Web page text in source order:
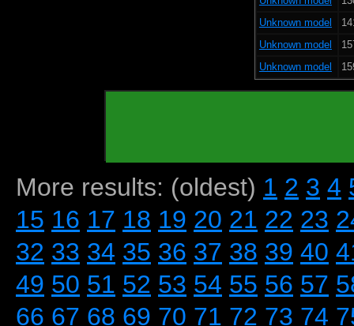
Unknown model
Unknown model
Unknown model
More results: (oldest) 1 2 3 4
15 16 17 18 19 20 21 22 23
32 33 34 35 36 37 38 39 40
49 50 51 52 53 54 55 56 57
66 67 68 69 70 71 72 73 74